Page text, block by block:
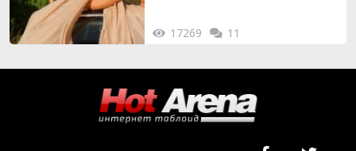
17269 11